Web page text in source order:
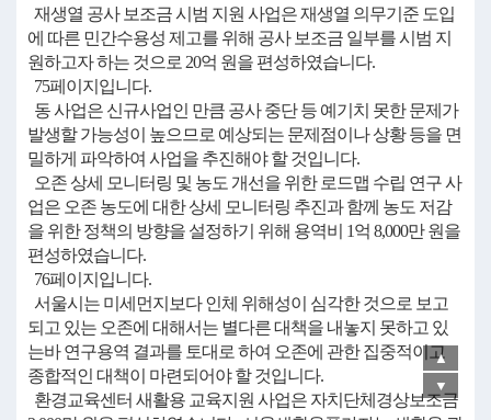
재생열 공사 보조금 시범 지원 사업은 재생열 의무기준 도입
에 따른 민간수용성 제고를 위해 공사 보조금 일부를 시범 지
원하고자 하는 것으로 20억 원을 편성하였습니다.
75페이지입니다.
동 사업은 신규사업인 만큼 공사 중단 등 예기치 못한 문제가
발생할 가능성이 높으므로 예상되는 문제점이나 상황 등을 면
밀하게 파악하여 사업을 추진해야 할 것입니다.
오존 상세 모니터링 및 농도 개선을 위한 로드맵 수립 연구 사
업은 오존 농도에 대한 상세 모니터링 추진과 함께 농도 저감
을 위한 정책의 방향을 설정하기 위해 용역비 1억 8,000만 원을
편성하였습니다.
76페이지입니다.
서울시는 미세먼지보다 인체 위해성이 심각한 것으로 보고
되고 있는 오존에 대해서는 별다른 대책을 내놓지 못하고 있
는바 연구용역 결과를 토대로 하여 오존에 관한 집중적이고
종합적인 대책이 마련되어야 할 것입니다.
환경교육센터 새활용 교육지원 사업은 자치단체경상보조금
▲
▼